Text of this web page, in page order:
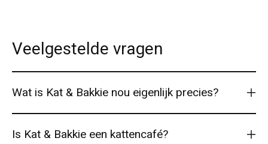
Veelgestelde vragen
Wat is Kat & Bakkie nou eigenlijk precies?
Is Kat & Bakkie een kattencafé?